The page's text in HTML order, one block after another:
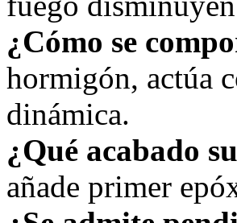
¿Cómo se
hormigón, actúa
dinámica.
¿Qué acabado
añade primer